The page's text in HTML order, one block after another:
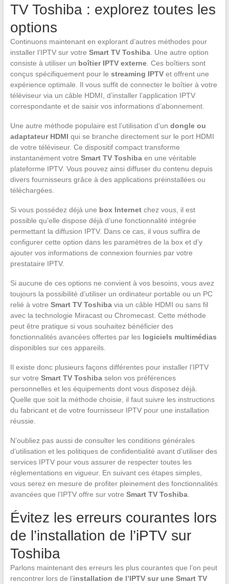
TV Toshiba : explorez toutes les
options
Continuons maintenant en explorant d’autres méthodes pour
installer l’IPTV sur votre Smart TV Toshiba. Une autre option
consiste à utiliser un boîtier IPTV externe. Ces boîtiers sont
conçus spécifiquement pour le streaming IPTVet offrent une
expérience optimale. Il vous suffit de connecter le boîtier à votre
téléviseur via un câble HDMI, d’installer l’application IPTV
correspondante et de saisir vos informations d’abonnement.
Une autre méthode populaire est l’utilisation d’un dongle ou
adaptateur HDMI qui se branche directement sur le port HDMI
de votre téléviseur. Ce dispositif compact transforme
instantanément votre Smart TV Toshibaen une véritable
plateforme IPTV. Vous pouvez ainsi diffuser du contenu depuis
divers fournisseurs grâce à des applications préinstallées ou
téléchargées.
Si vous possédez déjà une box Internetchez vous, il est
possible qu’elle dispose déjà d’une fonctionnalité intégrée
permettant la diffusion IPTV. Dans ce cas, il vous suffira de
configurer cette option dans les paramètres de la box et d’y
ajouter vos informations de connexion fournies par votre
prestataire IPTV.
Si aucune de ces options ne convient à vos besoins, vous avez
toujours la possibilité d’utiliser un ordinateur portable ou un PC
relié à votre Smart TV Toshibavia un câble HDMI ou sans fil
avec la technologie Miracast ou Chromecast. Cette méthode
peut être pratique si vous souhaitez bénéficier des
fonctionnalités avancées offertes par les logiciels multimédias
disponibles sur ces appareils.
Il existe donc plusieurs façons différentes pour installer l’IPTV
sur votre Smart TV Toshibaselon vos préférences
personnelles et les équipements dont vous disposez déjà.
Quelle que soit la méthode choisie, il faut suivre les instructions
du fabricant et de votre fournisseur IPTV pour une installation
réussie.
N’oubliez pas aussi de consulter les conditions générales
d’utilisation et les politiques de confidentialité avant d’utiliser des
services IPTV pour vous assurer de respecter toutes les
réglementations en vigueur. En suivant ces étapes simples,
vous serez en mesure de profiter pleinement des fonctionnalités
avancées que l’IPTV offre sur votre Smart TV Toshiba.
Évitez les erreurs courantes lors
de l’installation de l’iPTV sur
Toshiba
Parlons maintenant des erreurs les plus courantes que l’on peut
rencontrer lors de l’installation de l’IPTV sur une Smart TV